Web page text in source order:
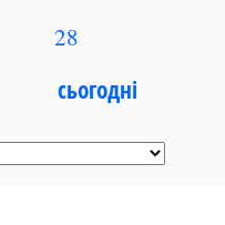
28
сьогодні